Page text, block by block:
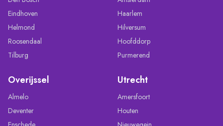
Eindhoven
Helmond
Roosendaal
Tilburg
Haarlem
Hilversum
Hoofddorp
Purmerend
Overijssel
Almelo
Deventer
Utrecht
Amersfoort
Houten